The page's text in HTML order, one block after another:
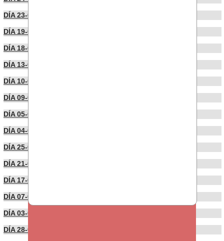
DÍA 23-05-2022
DÍA 19-05-2022
DÍA 18-05-2022
DÍA 13-05-2022
DÍA 10-05-2022
DÍA 09-05-2022
DÍA 05-04-2022
DÍA 04-04-2022
DÍA 25-03-2022
DÍA 21-03-2022
DÍA 17-03-2022
DÍA 07-03-2022
DÍA 03-03-2022
DÍA 28-02-2022